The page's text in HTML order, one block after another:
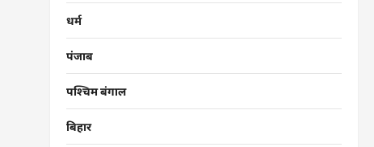
धर्म
पंजाब
पश्चिम बंगाल
बिहार